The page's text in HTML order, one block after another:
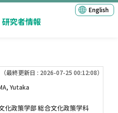
研究者情報
English
（最終更新日 : 2026-07-25 00:12:08）
Yutaka
化政策学部 総合文化政策学科